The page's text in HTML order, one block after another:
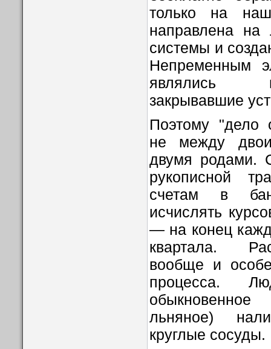
только на
направлена на
системы и
Непременным
являлись
закрывавшие
Поэтому "дело
не между
двумя родами.
рукописной
счетам в
исчислять
— на конец
квартала.
вообще и
процесса.
льняное)
круглые сосуды.